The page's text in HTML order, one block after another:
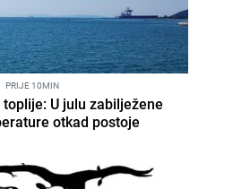
PRIJE 10MIN
U julu zabilježene
otkad postoje